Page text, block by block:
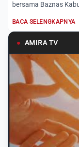
bersama Baznas
BACA SELENGKAPNYA
● AMIRA TV